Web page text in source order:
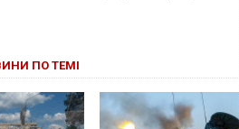
ПО ТЕМІ